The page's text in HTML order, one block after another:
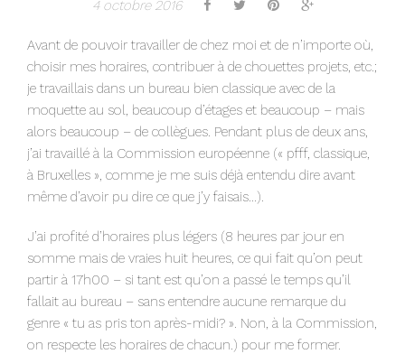
4 octobre 2016
Avant de pouvoir travailler de chez moi et de n’importe où,
choisir mes horaires, contribuer à de chouettes projets, etc.;
je travaillais dans un bureau bien classique avec de la
moquette au sol, beaucoup d’étages et beaucoup – mais
alors beaucoup – de collègues. Pendant plus de deux ans,
j’ai travaillé à la Commission européenne (« pfff, classique,
à Bruxelles », comme je me suis déjà entendu dire avant
même d’avoir pu dire ce que j’y faisais…).
J’ai profité d’horaires plus légers (8 heures par jour en
somme mais de vraies huit heures, ce qui fait qu’on peut
partir à 17h00 – si tant est qu’on a passé le temps qu’il
fallait au bureau – sans entendre aucune remarque du
genre « tu as pris ton après-midi? ». Non, à la Commission,
on respecte les horaires de chacun.) pour me former.